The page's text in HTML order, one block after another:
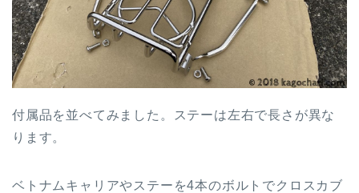
付属品を並べてみました。ステーは左右で長さが異な
ります。
ベトナムキャリアやステーを4本のボルトでクロスカブ